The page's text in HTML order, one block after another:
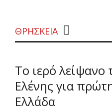
ΘΡΗΣΚΕΙΑ
Το ιερό λείψανο
Ελένης για
Ελλάδα